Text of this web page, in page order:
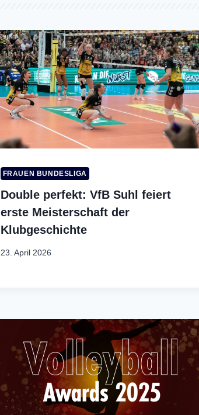
FRAUEN BUNDESLIGA
Double perfekt: VfB Suhl feiert
erste Meisterschaft der
Klubgeschichte
23. April 2026